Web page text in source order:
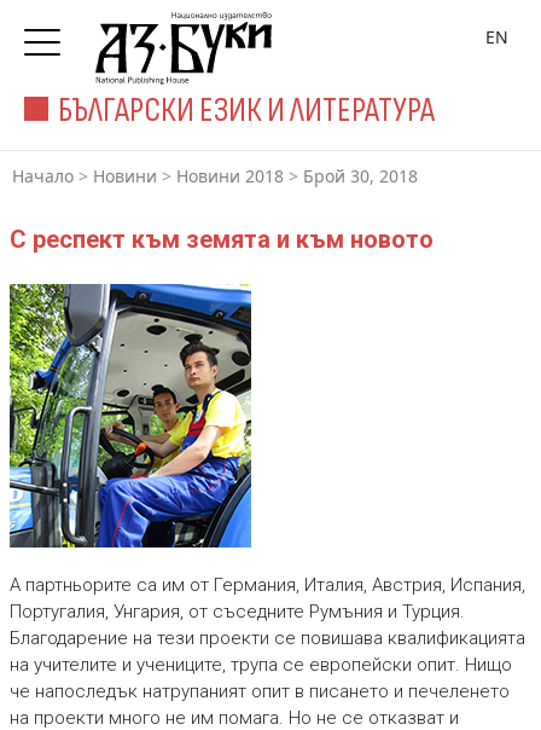
БЪЛГАРСКИ ЕЗИК И ЛИТЕРАТУРА
EN
Начало > Новини > Новини 2018 > Брой 30, 2018
С респект към земята и към новото
А партньорите са им от Германия, Италия, Австрия, Испания,
Португалия, Унгария, от съседните Румъния и Турция.
Благодарение на тези проекти се повишава квалификацията
на учителите и учениците, трупа се европейски опит. Нищо
че напоследък натрупаният опит в писането и печеленето
на проекти много не им помага. Но не се отказват и